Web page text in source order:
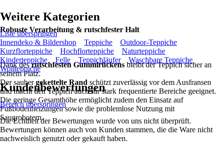
Robuste Verarbeitung & rutschfester Halt
Dank desrutschfesten Gummirückens bleibt der Teppich sicher an
seinem Platz.
Der saubergekettelte Rand schützt zuverlässig vor dem Ausfransen
und macht den Teppich auch für stark frequentierte Bereiche geeignet.
Die geringe Gesamthöhe ermöglicht zudem den Einsatz auf
Fußbodenheizungen sowie die problemlose Nutzung mit
Saugrobotern.
Weitere Kategorien
Liste überspringen
Innendeko & Bildershop
Teppiche
Outdoor-Teppiche
Kurzflorteppiche
Hochflorteppiche
Naturteppiche
Kinderteppiche
Felle Teppichläufer
Waschbare Teppiche
Wollteppiche
Kundenbewertungen
Bereich überspringen
Die Echtheit der Bewertungen wurde von uns nicht überprüft.
Bewertungen können auch von Kunden stammen, die die Ware nicht
nachweislich genutzt oder gekauft haben.